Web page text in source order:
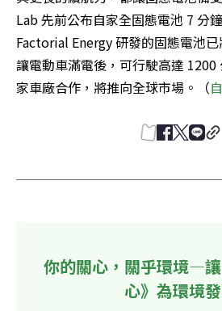
Lab 先前公布自家全固態電池 7 分
Factorial Energy 研發的固態電池
讓電動車滿電後，可行駛高達 1200
家車廠合作，將推向全球市場。（
你的關心，關乎環境—
心》為環境